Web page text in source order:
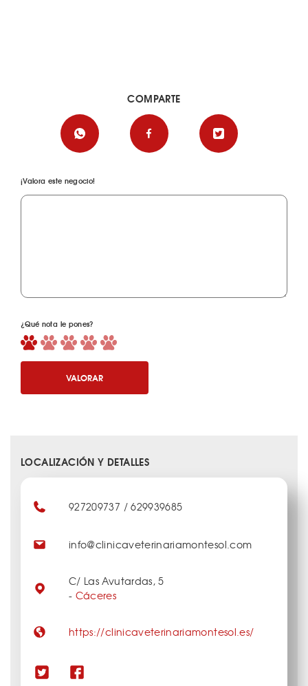
¡Valora este negocio!
¿Qué nota le pones?
VALORAR
COMPARTE
LOCALIZACIÓN Y DETALLES
927209737 / 629939685
info@clinicaveterinariamontesol.com
C/ Las Avutardas, 5
- Cáceres
https://clinicaveterinariamontesol.es/